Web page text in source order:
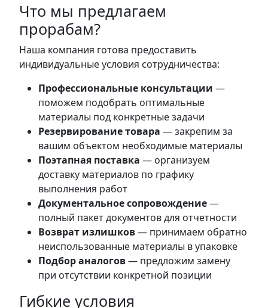
Что мы предлагаем
прорабам?
Наша компания готова предоставить
индивидуальные условия сотрудничества:
Профессиональные консультации —
поможем подобрать оптимальные
материалы под конкретные задачи
Резервирование товара — закрепим за
вашим объектом необходимые материалы
Поэтапная поставка — организуем
доставку материалов по графику
выполнения работ
Документальное сопровождение—
полный пакет документов для отчетности
Возврат излишков— принимаем обратно
неиспользованные материалы в упаковке
Подбор аналогов— предложим замену
при отсутствии конкретной позиции
Гибкие условия